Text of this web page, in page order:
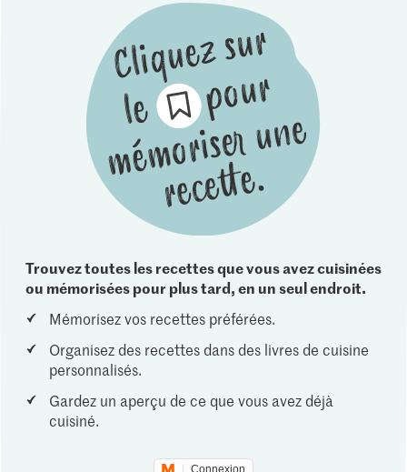
Trouvez toutes les recettes que vous avez cuisinées
ou mémorisées pour plus tard, en un seul endroit.
Mémorisez vos recettes préférées.
Organisez des recettes dans des livres de cuisine
personnalisés.
Gardez un aperçu de ce que vous avez déjà
cuisiné.
Connexion